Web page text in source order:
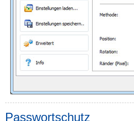
Passwortschutz